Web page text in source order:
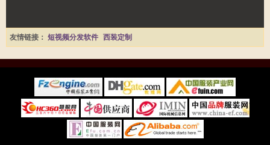
友情链接： 短视频分发软件 西装定制